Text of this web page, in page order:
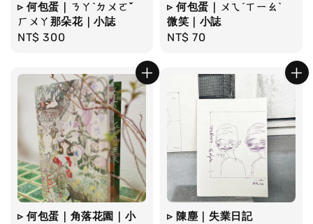
▹ 何包蛋｜ㄋㄚˋㄉㄨㄛˇ
ㄏㄨㄚ那朵花｜小誌
Regular
NT$ 300
▹ 何包蛋｜ㄨㄟˊㄒㄧㄠˋ
微笑｜小誌
Regular
NT$ 70
▹ 何包蛋｜角落花園｜小
▹ 陳塵｜失業日記